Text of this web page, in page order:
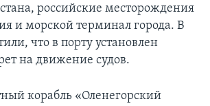
российские месторождения
и морской терминал города. В
что в порту установлен
на движение судов.
корабль «Оленегорский